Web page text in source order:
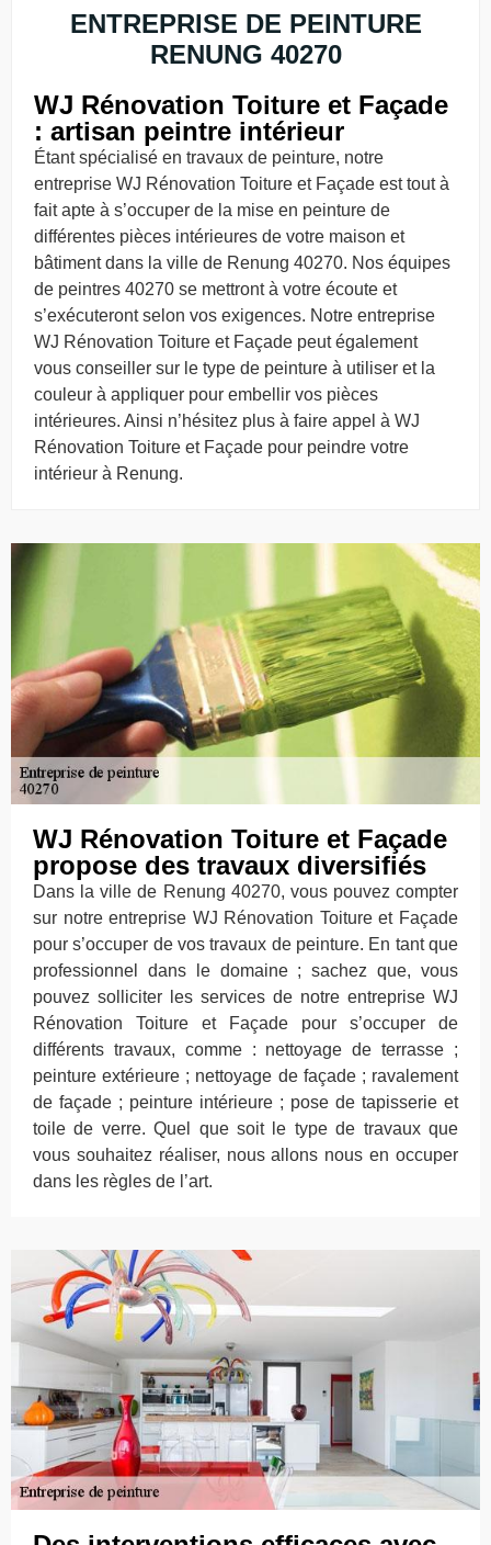
ENTREPRISE DE PEINTURE
RENUNG 40270
WJ Rénovation Toiture et Façade
: artisan peintre intérieur
Étant spécialisé en travaux de peinture, notre
entreprise WJ Rénovation Toiture et Façade est tout à
fait apte à s’occuper de la mise en peinture de
différentes pièces intérieures de votre maison et
bâtiment dans la ville de Renung 40270. Nos équipes
de peintres 40270 se mettront à votre écoute et
s’exécuteront selon vos exigences. Notre entreprise
WJ Rénovation Toiture et Façade peut également
vous conseiller sur le type de peinture à utiliser et la
couleur à appliquer pour embellir vos pièces
intérieures. Ainsi n’hésitez plus à faire appel à WJ
Rénovation Toiture et Façade pour peindre votre
intérieur à Renung.
WJ Rénovation Toiture et Façade
propose des travaux diversifiés
Dans la ville de Renung 40270, vous pouvez compter
sur notre entreprise WJ Rénovation Toiture et Façade
pour s’occuper de vos travaux de peinture. En tant que
professionnel dans le domaine ; sachez que, vous
pouvez solliciter les services de notre entreprise WJ
Rénovation Toiture et Façade pour s’occuper de
différents travaux, comme : nettoyage de terrasse ;
peinture extérieure ; nettoyage de façade ; ravalement
de façade ; peinture intérieure ; pose de tapisserie et
toile de verre. Quel que soit le type de travaux que
vous souhaitez réaliser, nous allons nous en occuper
dans les règles de l’art.